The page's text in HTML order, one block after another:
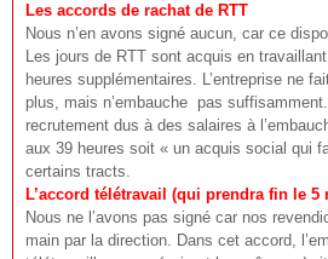
Les accords de rachat de RTT
Nous n’en avons signé aucun, car ce
Les jours de RTT sont acquis en
heures supplémentaires. L’entreprise ne
plus, mais n’embauche pas
recrutement dus à des salaires à
aux 39 heures soit « un acquis social qui
certains tracts.
L’accord télétravail (qui prendra fin le 5
Nous ne l’avons pas signé car nos
main par la direction. Dans cet accord,